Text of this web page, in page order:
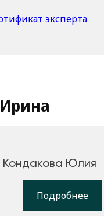
Кондакова Юлия
Подробнее